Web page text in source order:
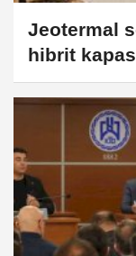
Jeotermal
hibrit